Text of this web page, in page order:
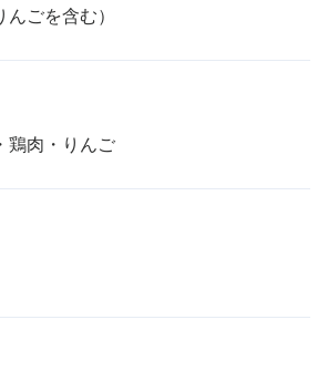
ごを含む）
鶏肉・りんご